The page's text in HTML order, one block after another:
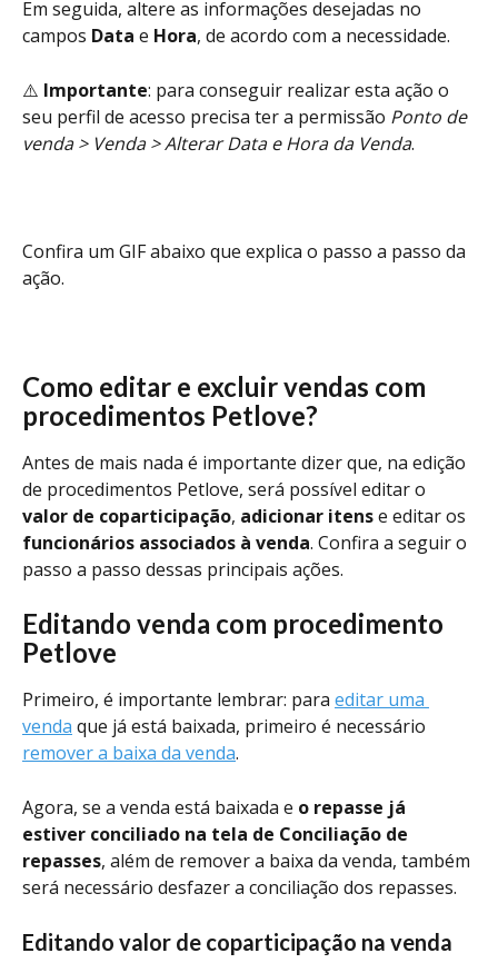
Em seguida, altere as informações desejadas no
campos Data e Hora, de acordo com a necessidade.
⚠️ Importante: para conseguir realizar esta ação o
seu perfil de acesso precisa ter a permissão Ponto de
venda > Venda > Alterar Data e Hora da Venda.
Confira um GIF abaixo que explica o passo a passo da
ação.
Como editar e excluir vendas com
procedimentos Petlove?
Antes de mais nada é importante dizer que, na edição
de procedimentos Petlove, será possível editar o
valor de coparticipação, adicionar itens e editar os
funcionários associados à venda. Confira a seguir o
passo a passo dessas principais ações.
Editando venda com procedimento
Petlove
Primeiro, é importante lembrar: para editar uma
venda que já está baixada, primeiro é necessário
remover a baixa da venda.
Agora, se a venda está baixada e o repasse já
estiver conciliado na tela de Conciliação de
repasses, além de remover a baixa da venda, também
será necessário desfazer a conciliação dos repasses.
Editando valor de coparticipação na venda